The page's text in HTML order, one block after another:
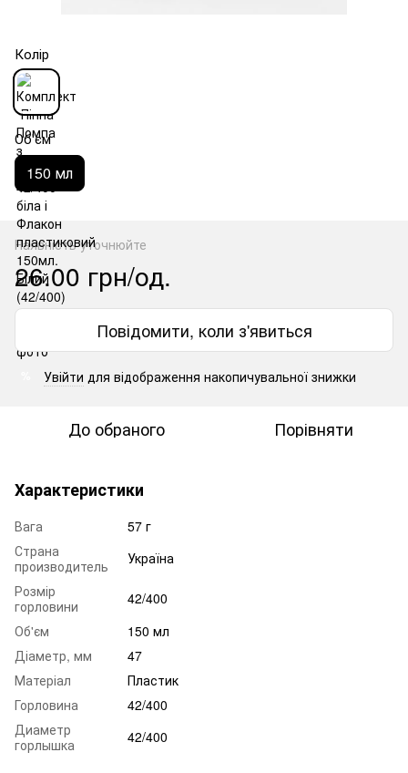
Колір
Об'єм
150 мл
Наявність уточнюйте
26.00 грн/од.
Повідомити, коли з'явиться
Увійти для відображення накопичувальної знижки
До обраного Порівняти
Характеристики
Вага
57 г
Страна
производитель
Україна
Розмір
горловини
42/400
Об'єм
150 мл
Діаметр, мм
47
Матеріал
Пластик
Горловина
42/400
Диаметр
горлышка
42/400